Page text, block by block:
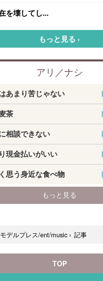
モデルプレス/ent/music › 記事
TOP